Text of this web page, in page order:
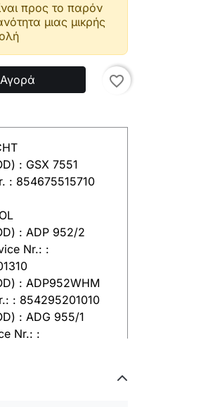
προς το παρόν
μιας μικρής
Αγορά favorite_border
: GSX 7551
: 854675515710
: ADP 952/2
Nr.: :
: ADP952WHM
: 854295201010
: ADG 955/1
Nr.: :